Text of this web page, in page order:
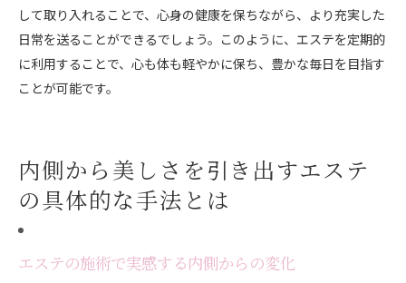
して取り入れることで、心身の健康を保ちながら、より充実した
日常を送ることができるでしょう。このように、エステを定期的
に利用することで、心も体も軽やかに保ち、豊かな毎日を目指す
ことが可能です。
内側から美しさを引き出すエステ
の具体的な手法とは
エステの施術で実感する内側からの変化